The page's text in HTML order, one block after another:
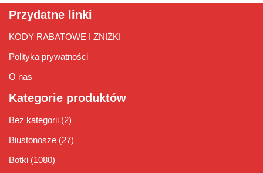
Przydatne linki
KODY RABATOWE I ZNIŻKI
Polityka prywatności
O nas
Kategorie produktów
Bez kategorii (2)
Biustonosze (27)
Botki (1080)